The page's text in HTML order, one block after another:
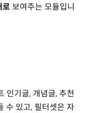
로 보여주는 모듈입니
인기글, 개념글, 추천
수 있고, 필터셋은 자